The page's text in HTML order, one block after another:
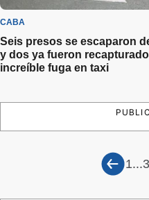
CABA
Seis presos se escaparon
y dos ya fueron
increíble fuga en taxi
1...3